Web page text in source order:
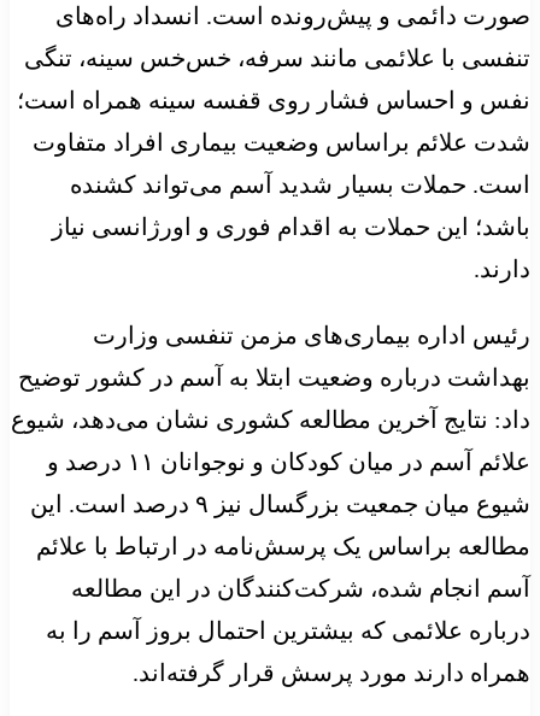
صورت دائمی و پیش‌رونده است. انسداد راه‌های
تنفسی با علائمی مانند سرفه، خس‌خس سینه، تنگی
نفس و احساس فشار روی قفسه سینه همراه است؛
شدت علائم براساس وضعیت بیماری افراد متفاوت
است. حملات بسیار شدید آسم می‌تواند کشنده‌
باشد؛ این حملات به اقدام فوری و اورژانسی نیاز
دارند.
رئیس اداره بیماری‌های مزمن تنفسی وزارت
بهداشت درباره وضعیت ابتلا به آسم در کشور توضیح
داد: نتایج آخرین مطالعه کشوری نشان می‌دهد، شیوع
علائم آسم در میان کودکان و نوجوانان ۱۱ درصد و
شیوع میان جمعیت بزرگسال نیز ۹ درصد است. این
مطالعه براساس یک پرسش‌نامه در ارتباط با علائم
آسم انجام شده، شرکت‌کنندگان در این مطالعه
درباره علائمی که بیشترین احتمال بروز آسم را به
همراه دارند مورد پرسش قرار گرفته‌اند.